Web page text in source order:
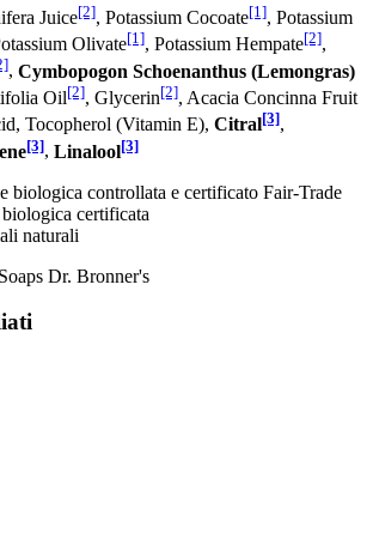
Juice[2], Potassium Cocoate[1], Potassium
Olivate[1], Potassium Hempate[2],
, Cymbopogon Schoenanthus (Lemongras)
Oil[2], Glycerin[2], Acacia Concinna Fruit
Tocopherol (Vitamin E), Citral[3],
[3], Linalool[3]
biologica controllata e certificato Fair-Trade
certificata
naturali
Dr. Bronner's